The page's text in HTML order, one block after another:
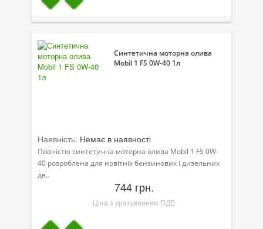
Синтетична моторна олива
Mobil 1 FS 0W-40 1л
Наявність: Немає в наявності
Повністю синтетична моторна олива Mobil 1 FS 0W-
40 розроблена для новітніх бензинових і дизельних
дв..
744 грн.
Ціна з урахуванням ПДВ